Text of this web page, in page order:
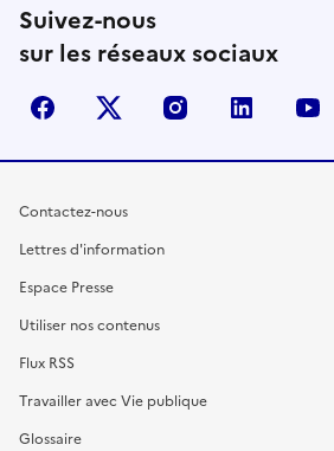
Suivez-nous
sur les réseaux sociaux
facebook X (anciennement
instagramlinkedin
Contactez-nous
Lettres d'information
Espace Presse
Utiliser nos contenus
Flux RSS
Travailler avec Vie publique
Glossaire